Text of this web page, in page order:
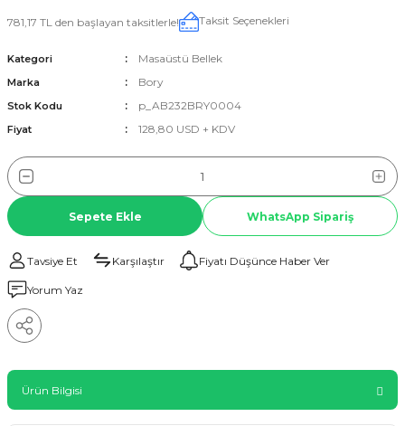
781,17 TL den başlayan taksitlerle! Taksit Seçenekleri
Kategori Masaüstü Bellek
Marka Bory
Stok Kodu p_AB232BRY0004
Fiyat 128,80 USD + KDV
Sepete Ekle WhatsApp Sipariş
Tavsiye Et Karşılaştır Fiyatı Düşünce Haber Ver
Yorum Yaz
Ürün Bilgisi